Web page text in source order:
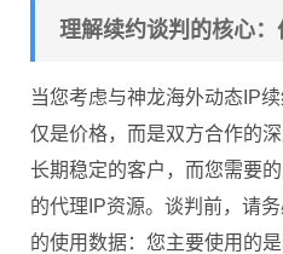
理解续约谈判的核心
当您考虑与神龙海外动态IP
仅是价格，而是双方合作的
长期稳定的客户，而您需要
的代理IP资源。谈判前，请
的使用数据：您主要使用的